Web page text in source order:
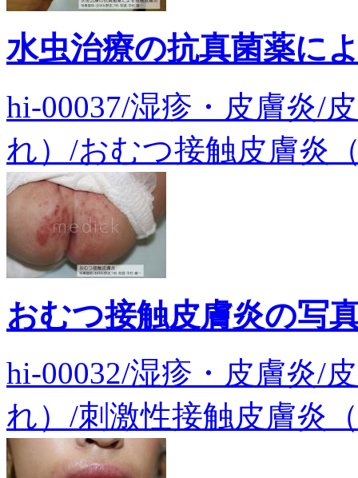
水虫治療の抗真菌薬に
hi-00037/湿疹・皮膚炎/
れ）/おむつ接触皮膚炎
おむつ接触皮膚炎の写
hi-00032/湿疹・皮膚炎/
れ）/刺激性接触皮膚炎